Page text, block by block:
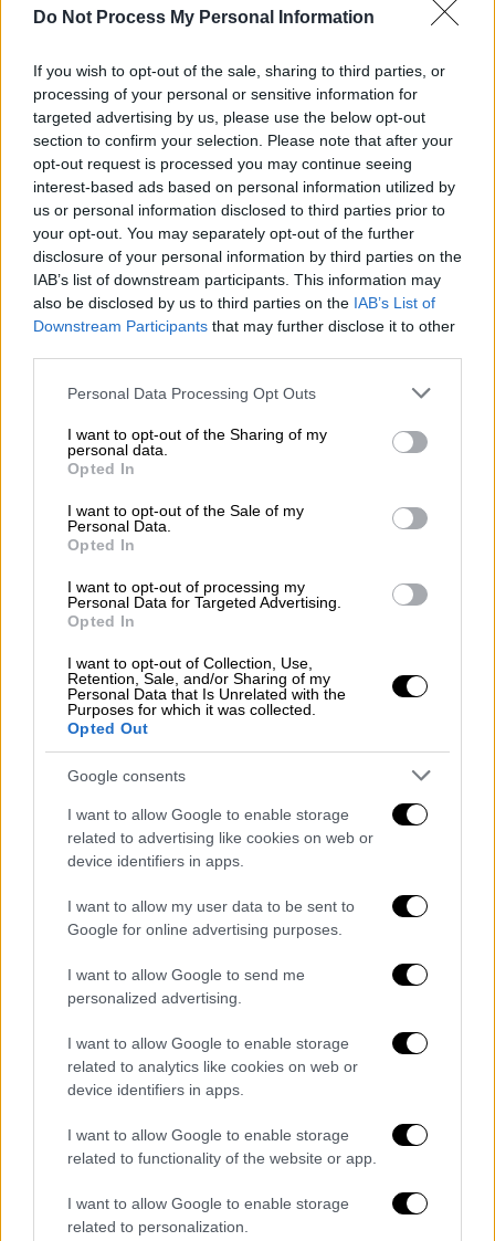
Do Not Process My Personal Information
If you wish to opt-out of the sale, sharing to third parties, or
processing of your personal or sensitive information for
targeted advertising by us, please use the below opt-out
section to confirm your selection. Please note that after your
opt-out request is processed you may continue seeing
interest-based ads based on personal information utilized by
us or personal information disclosed to third parties prior to
your opt-out. You may separately opt-out of the further
disclosure of your personal information by third parties on the
IAB’s list of downstream participants. This information may
also be disclosed by us to third parties on the IAB’s List of
Downstream Participants that may further disclose it to other
Please note that this website/app uses one or more Google
not limited to your visit or usage behaviour. You may click to
grant or deny consent to Google and its third-party tags to
use your data for below specified purposes in below Google
consent section.
Personal Data Processing Opt Outs
I want to opt-out of the Sharing of my
personal data.
Opted In
I want to opt-out of the Sale of my
Personal Data.
Opted In
I want to opt-out of processing my
Personal Data for Targeted Advertising.
Opted In
I want to opt-out of Collection, Use,
Retention, Sale, and/or Sharing of my
Personal Data that Is Unrelated with the
Purposes for which it was collected.
Opted Out
Google consents
I want to allow Google to enable storage
related to advertising like cookies on web or
device identifiers in apps.
I want to allow my user data to be sent to
Google for online advertising purposes.
I want to allow Google to send me
personalized advertising.
I want to allow Google to enable storage
related to analytics like cookies on web or
device identifiers in apps.
I want to allow Google to enable storage
related to functionality of the website or app.
I want to allow Google to enable storage
related to personalization.
ΕλλάδαηΕυρωπαϊκή Επιτροπήως
της για τις καταστροφές από την κακοκαιρία
«Ντάνιελ».
«Οι πλημμύρες του περασμένου έτους που
προκλήθηκαν από τον κυκλώνα«Ντάνιελ»
ήταν ένα τραγικό γεγονός για την Ελλάδα.
Άνθρωποι έχασαν τη ζωή και τα σπίτια τους
και σημαντικές υποδομές καταστράφηκαν.
Με την προκαταβολή τουΤαμείου
Αλληλεγγύης της ΕΕ,βοηθάμε την Ελλάδανα
ανακάμψει από την καταστροφή και
αποδεικνύουμε ότι στεκόμαστε με την
σχετικά ηΕπίτροπος Συνοχής και
Μεταρρυθμίσεων, Ελίσα Φερέιρα.
ΔΙΑΒΑΣΤΕ ΕΠΙΣΗΣ
Ελλάδα|23.01.2024 14:18
Πρώην επικεφαλής ΕΡΓΟΣΕ: «Κανένα
100% ένα σιδηροδρομικό δυστύχημα»
Ελλάδαέστειλε στις 20 Νοεμβρίου αίτηση
για βοήθεια από τοΤαμείο Αλληλεγγύηςσε
σχέση με τις ζημίες που προκλήθηκαν
υπολογίζοντας μια συνολική άμεση ζημία
ύψους 2,3 δισεκατομμυρίων ευρώ και ζήτησε
προκαταβολή.
Επιτροπή,βάση της προκαταρκτικής
αξιολόγησης κατέληξε στο συμπέρασμα ότι
πληρούνται οι προϋποθέσεις για την
πληρωμή προκαταβολής από τοΤαμείο
Αλληλεγγύης. Συνεπώς, η προκαταβολή θα
προβλεπόμενης εισφοράς, η οποία ανέρχεται
25,3 εκατ. ευρώ.